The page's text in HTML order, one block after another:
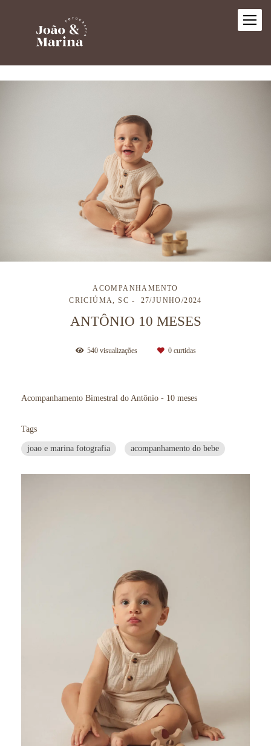
ACOMPANHAMENTO
CRICIÚMA, SC
27/JUNHO/2024
ANTÔNIO 10 MESES
540visualizações 0curtidas
Acompanhamento Bimestral do Antônio - 10 meses
Tags
joao e marina fotografia acompanhamento do bebe